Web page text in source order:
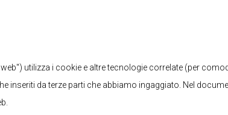
utilizza i cookie e altre tecnologie correlate (per
inseriti da terze parti che abbiamo ingaggiato. Nel